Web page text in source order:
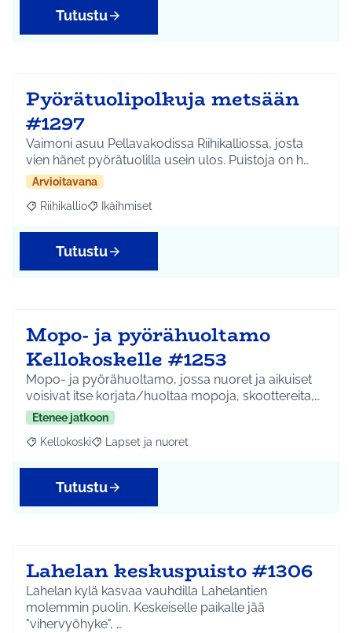
Tutustu
Pyörätuolipolkuja metsään
#1297
Vaimoni asuu Pellavakodissa Riihikalliossa, josta
vien hänet pyörätuolilla usein ulos. Puistoja on h…
Arvioitavana
Rajaa tulokset aihepiirin mukaan: Riihikallio
Riihikallio Rajaa tulokset teeman mukaan: Ikäihmiset
Ikäihmiset
Tutustu
Mopo- ja pyörähuoltamo
Kellokoskelle #1253
Mopo- ja pyörähuoltamo, jossa nuoret ja aikuiset
voisivat itse korjata/huoltaa mopoja, skoottereita,…
Etenee jatkoon
Rajaa tulokset aihepiirin mukaan: Kellokoski
Kellokoski Rajaa tulokset teeman mukaan: Lapset ja nuoret
Lapset ja nuoret
Tutustu
Lahelan keskuspuisto #1306
Lahelan kylä kasvaa vauhdilla Lahelantien
molemmin puolin. Keskeiselle paikalle jää
"vihervyöhyke", …